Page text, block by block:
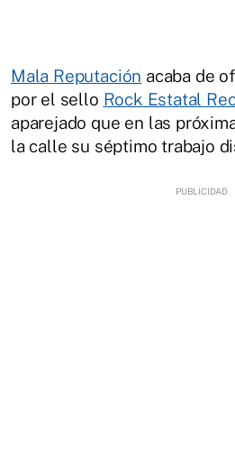
Mala Reputación acaba de
por el sello Rock Estatal
aparejado que en las
la calle su séptimo trabajo